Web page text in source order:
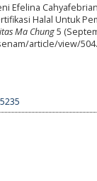
Efelina
Halal Untuk
Ma Chung5
article/view/504.